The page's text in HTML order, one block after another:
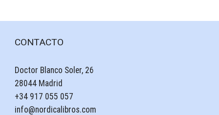
CONTACTO
Doctor Blanco Soler, 26
28044 Madrid
+34 917 055 057
info@nordicalibros.com